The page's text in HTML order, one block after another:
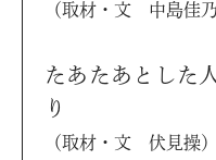
（取材・文 中島佳乃
たあたあとした
り
（取材・文 伏見操）